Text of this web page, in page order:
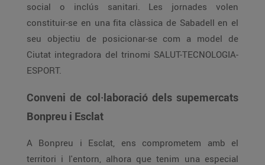
social o inclús sanitari. Les jornades volen
constituir-se en una fita clàssica de Sabadell en el
seu objectiu de posicionar-se com a model de
Ciutat integradora del trinomi SALUT-TECNOLOGIA-
ESPORT.
Conveni de col·laboració dels supemercats
Bonpreu i Esclat
A Bonpreu i Esclat, ens comprometem amb el
territori i l'entorn, alhora que tenim una especial